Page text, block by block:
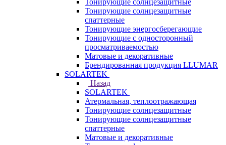
Тонирующие солнцезащитные
Тонирующие солнцезащитные
спаттерные
Тонирующие энергосберегающие
Тонирующие с односторонный
просматриваемостью
Матовые и декоративные
Брендированная продукция LLUMAR
SOLARTEK
Назад
SOLARTEK
Атермальная, теплоотражающая
Тонирующие солнцезащитные
Тонирующие солнцезащитные
спаттерные
Матовые и декоративные